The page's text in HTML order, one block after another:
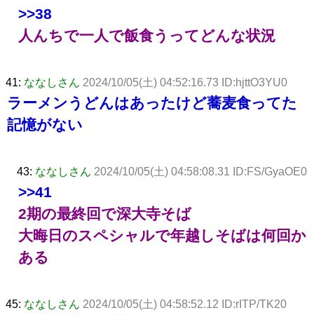
>>38
人んちで一人で飯食うってどんな状況
41: ななしさん 2024/10/05(土) 04:52:16.73 ID:hjttO3YU0
ラーメンうどんはあったけど蕎麦食ってた
記憶がない
43: ななしさん 2024/10/05(土) 04:58:08.31 ID:FS/GyaOE0
>>41
2期の最終回で深大寺そば
大晦日のスペシャルで年越しそばは何回か
ある
45: ななしさん 2024/10/05(土) 04:58:52.12 ID:rITP/TK20